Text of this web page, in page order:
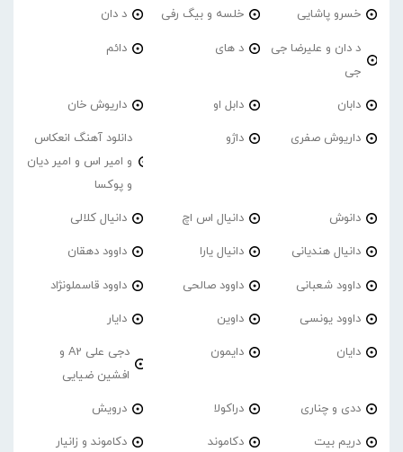
خسرو پاشایی خلسه و بیگ رفی د دان
د دان و علیرضا جی
جی
د های دائم
دابان دابل او داریوش خان
داریوش صفری داژو
دانلود آهنگ انعکاس
و امیر اس و امیر دیان
و پوکسا
دانوش دانیال اس اچ دانیال کلالی
دانیال هندیانی دانیال یارا داوود دهقان
داوود شعبانی داوود صالحی داوود قاسملونژاد
داوود یونسی داوین دایار
دایان دایمون
دجی علی A2 و
افشین ضیایی
ددی و چناری دراکولا درویش
دریم بیت دکاموند دکاموند و زانیار